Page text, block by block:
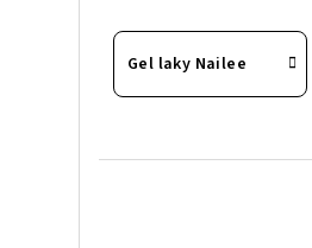
Gel laky Nailee